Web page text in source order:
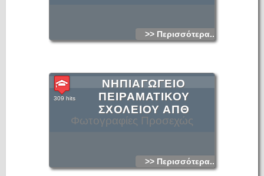
>> Περισσότερα...
Φωτογραφίες Προσεχώς
ΝΗΠΙΑΓΩΓΕΙΟ
ΠΕΙΡΑΜΑΤΙΚΟΥ
ΣΧΟΛΕΙΟΥ ΑΠΘ
309 hits
>> Περισσότερα...